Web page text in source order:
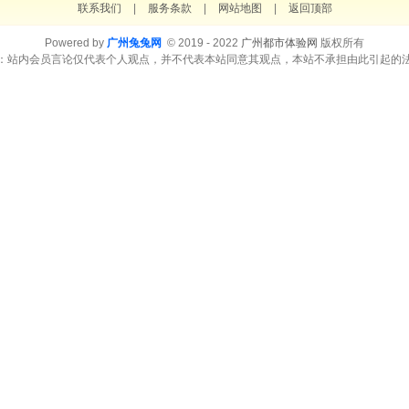
联系我们 服务条款 网站地图 返回顶部
Powered by 广州兔兔网 © 2019 - 2022 广州都市体验网 版权所有
站内会员言论仅代表个人观点，并不代表本站同意其观点，本站不承担由此引起的